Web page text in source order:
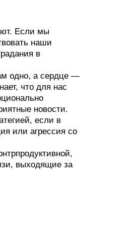
Если мы
наши
в
одно, а сердце —
что для нас
новости.
если в
или агрессия со
выходящие за